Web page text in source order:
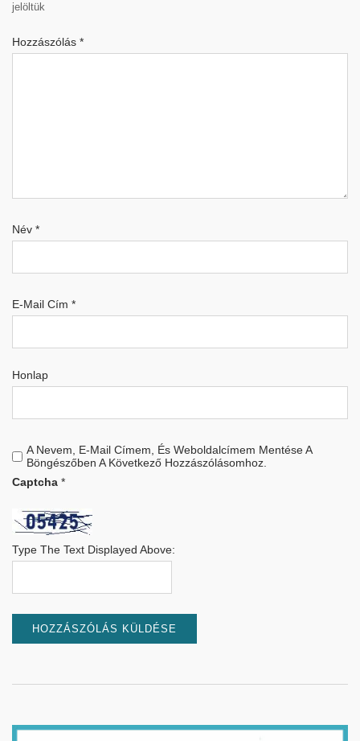
jelöltük
Hozzászólás *
Név *
E-Mail Cím *
Honlap
A Nevem, E-Mail Címem, És Weboldalcímem Mentése A
Böngészőben A Következő Hozzászólásomhoz.
Captcha *
Type The Text Displayed Above: